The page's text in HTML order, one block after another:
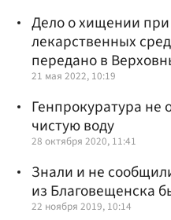
Дело о хищении при
лекарственных
передано в
21 мая 2022, 10:19
Генпрокуратура не
чистую воду
28 октября 2020, 11:41
Знали и не
из Благовещенска
22 ноября 2019, 10:14